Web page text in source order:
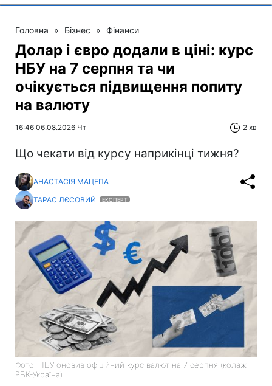
Головна » Бізнес » Фінанси
Долар і євро додали в ціні: курс
НБУ на 7 серпня та чи
очікується підвищення попиту
на валюту
16:46 06.08.2026 Чт 2 хв
Що чекати від курсу наприкінці тижня?
АНАСТАСІЯ МАЦЕПА
ТАРАС ЛЄСОВИЙ
ЕКСПЕРТ
Фото: НБУ оновив офіційний курс валют на 7 серпня (колаж
РБК-Україна)